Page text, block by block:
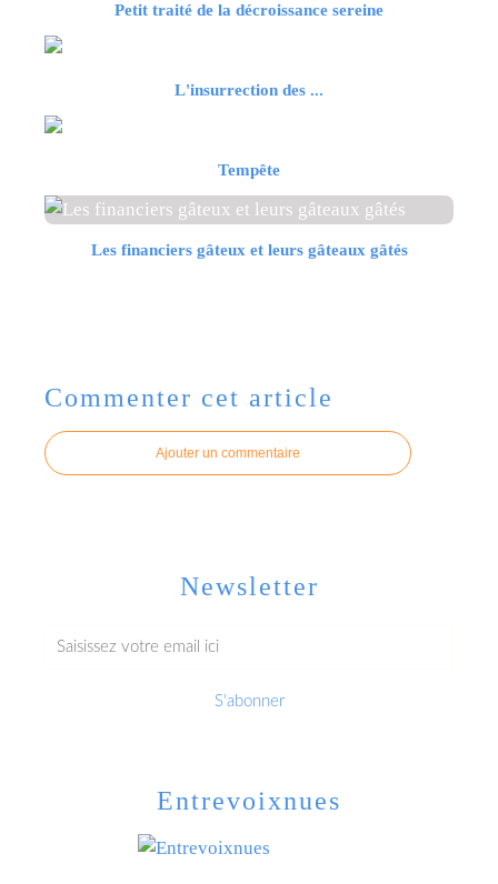
Petit traité de la décroissance sereine
L'insurrection des ...
Tempête
Les financiers gâteux et leurs gâteaux gâtés
Commenter cet article
Ajouter un commentaire
Newsletter
Entrevoixnues